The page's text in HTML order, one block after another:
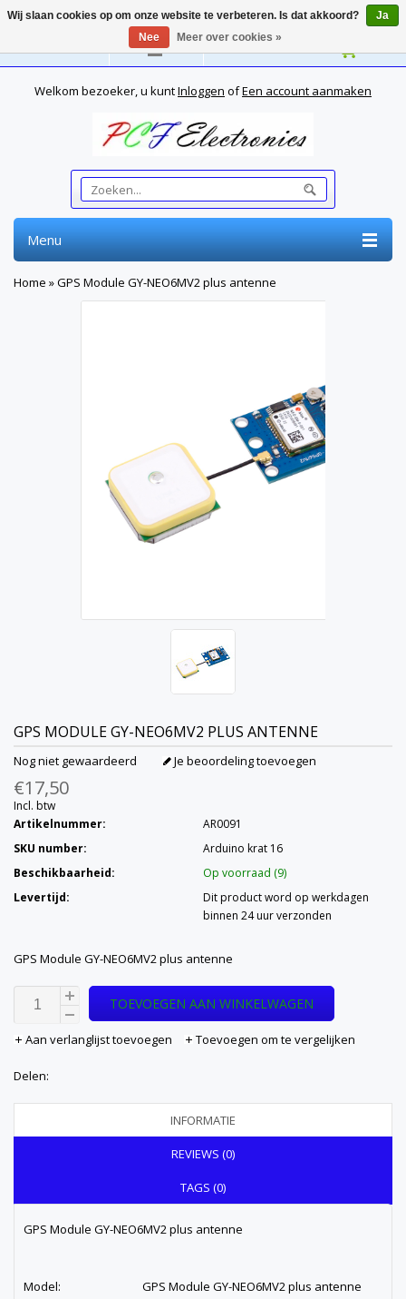
Nederlands
Welkom bezoeker, u kuntInloggen ofEen account aanmaken
Menu
Home »GPS Module GY-NEO6MV2 plus antenne
GPS MODULE GY-NEO6MV2 PLUS ANTENNE
Nog niet gewaardeerd Je beoordeling toevoegen
€17,50
Incl. btw
Artikelnummer:
AR0091
SKU number:
Arduino krat 16
Beschikbaarheid:
Op voorraad (9)
Levertijd:
Dit product word op werkdagen
binnen 24 uur verzonden
GPS Module GY-NEO6MV2 plus antenne
TOEVOEGEN AAN WINKELWAGEN
Aan verlanglijst toevoegen Toevoegen om te vergelijken
Delen:
INFORMATIE
REVIEWS (0)
TAGS (0)
GPS Module GY-NEO6MV2 plus antenne
Model: GPS Module GY-NEO6MV2 plus antenne
Wij slaan cookies op om onze website te verbeteren. Is dat akkoord?
Ja
Nee
Meer over cookies »